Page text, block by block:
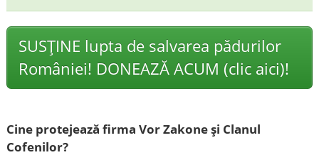
SUSȚINE lupta de salvarea pădurilor
României! DONEAZĂ ACUM (clic aici)!
Cine protejează firma Vor Zakone și Clanul
Cofenilor?